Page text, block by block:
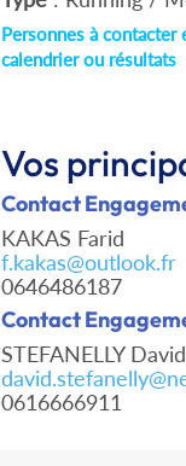
Personnes à contacter
calendrier ou résultats
Vos
Contact
KAKAS Farid
f.kakas@outlook.fr
0646486187
Contact
STEFANELLY David
0616666911